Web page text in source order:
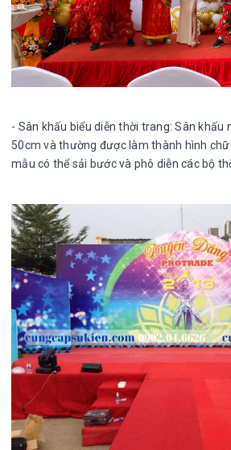
- Sân khấu biểu diễn thời trang: Sân khấu
50cm và thường được làm thành hình
mẫu có thể sải bước và phô diễn các bộ